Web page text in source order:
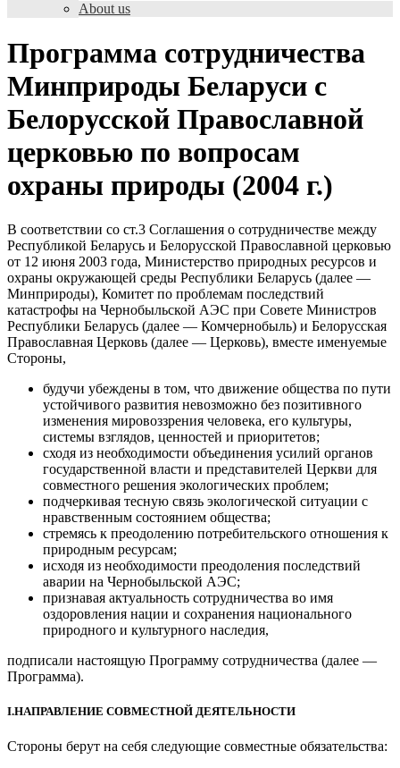
About us
Программа сотрудничества
Минприроды Беларуси с
Белорусской Православной
церковью по вопросам
охраны природы (2004 г.)
В соответствии со ст.3 Соглашения о сотрудничестве между
Республикой Беларусь и Белорусской Православной церковью
от 12 июня 2003 года, Министерство природных ресурсов и
охраны окружающей среды Республики Беларусь (далее —
Минприроды), Комитет по проблемам последствий
катастрофы на Чернобыльской АЭС при Совете Министров
Республики Беларусь (далее — Комчернобыль) и Белорусская
Православная Церковь (далее — Церковь), вместе именуемые
Стороны,
будучи убеждены в том, что движение общества по пути
устойчивого развития невозможно без позитивного
изменения мировоззрения человека, его культуры,
системы взглядов, ценностей и приоритетов;
сходя из необходимости объединения усилий органов
государственной власти и представителей Церкви для
совместного решения экологических проблем;
подчеркивая тесную связь экологической ситуации с
нравственным состоянием общества;
стремясь к преодолению потребительского отношения к
природным ресурсам;
исходя из необходимости преодоления последствий
аварии на Чернобыльской АЭС;
признавая актуальность сотрудничества во имя
оздоровления нации и сохранения национального
природного и культурного наследия,
подписали настоящую Программу сотрудничества (далее —
Программа).
I.НАПРАВЛЕНИЕ СОВМЕСТНОЙ ДЕЯТЕЛЬНОСТИ
Стороны берут на себя следующие совместные обязательства: